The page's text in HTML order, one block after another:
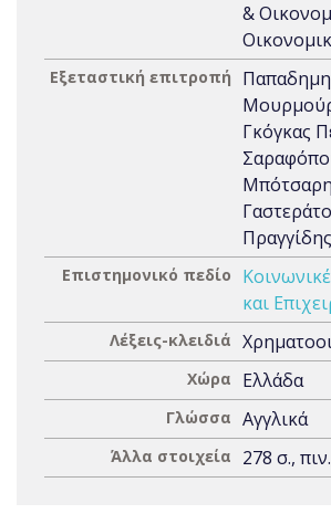
&
Εξεταστική επιτροπή
Γκόγκας
Επιστημονικό πεδίο
και
Λέξεις-κλειδιά
Χώρα Ελλάδα
Γλώσσα Αγγλικά
Άλλα στοιχεία 278 σ.,